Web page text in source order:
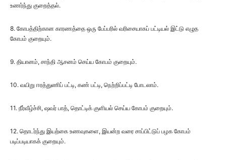
உணர்ந்து குறைத்தல்.
8. கோபத்திற்கான காரணத்தை ஒரு பேப்பரில் வரிசையாகப் பட்டியல் இட்டு எழுத
கோபம் குறையும்.
9. தியானம், சாந்தி ஆசனம் செய்ய கோபம் குறையும்.
10. வயிறு ஈரத்துணிப் பட்டி, கண் பட்டி, நெற்றிப்பட்டி போடலாம்.
11. நீர்வீழ்ச்சி, ஷவர் பாத், தொட்டிக் குளியல் செய்ய கோபம் குறையும்.
12. தொடர்ந்து இயற்கை உணவுகளை, இயன்ற வரை சாப்பிட்டுப் பழக கோபம்
படிப்படியாகக் குறையும்.